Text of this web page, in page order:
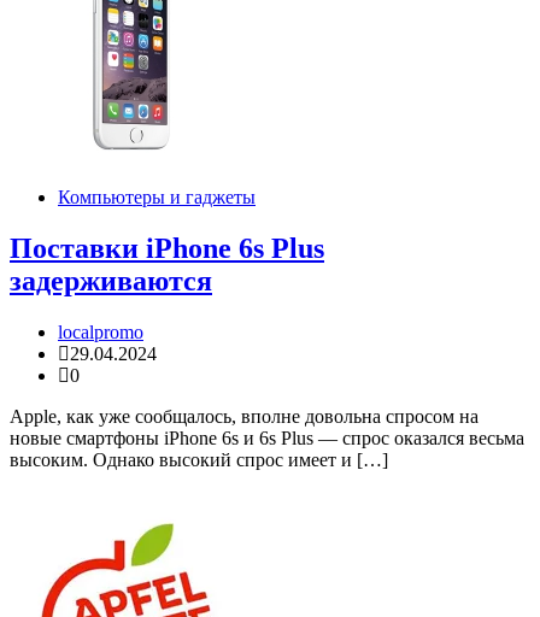
Компьютеры и гаджеты
Поставки iPhone 6s Plus
задерживаются
localpromo
29.04.2024
0
Apple, как уже сообщалось, вполне довольна спросом на
новые смартфоны iPhone 6s и 6s Plus — спрос оказался весьма
высоким. Однако высокий спрос имеет и […]